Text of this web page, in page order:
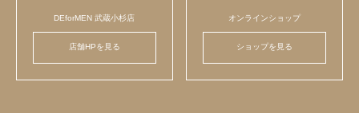
DEforMEN 武蔵小杉店
店舗HPを見る
オンラインショップ
ショップを見る